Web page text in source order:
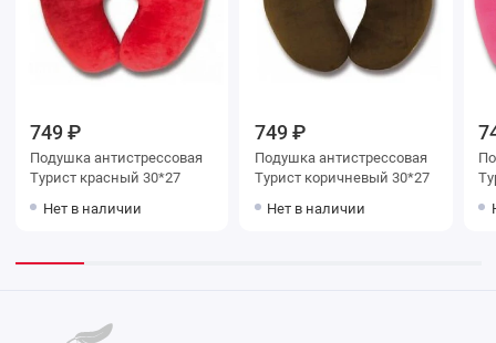
749 ₽
Подушка антистрессовая
Турист красный 30*27
Нет в наличии
749 ₽
Подушка антистрессовая
Турист коричневый 30*27
Нет в наличии